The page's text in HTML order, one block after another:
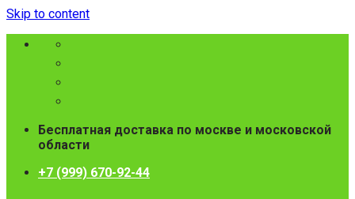
Skip to content
Бесплатная доставка по москве и московской
области
+7 (999) 670-92-44